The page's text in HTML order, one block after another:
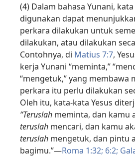
(4) Dalam bahasa Yunani,
digunakan dapat
perkara dilakukan untuk
dilakukan, atau dilakukan
Contohnya, di Matius 7:7,
kerja Yunani “meminta,”
“mengetuk,” yang membawa
perkara itu perlu dilakukan
Oleh itu, kata-kata Yesus
“Teruslah meminta, dan kamu
teruslah mencari, dan kamu
teruslah mengetuk, dan pintu
bagimu.”—Roma 1:32; 6:2;